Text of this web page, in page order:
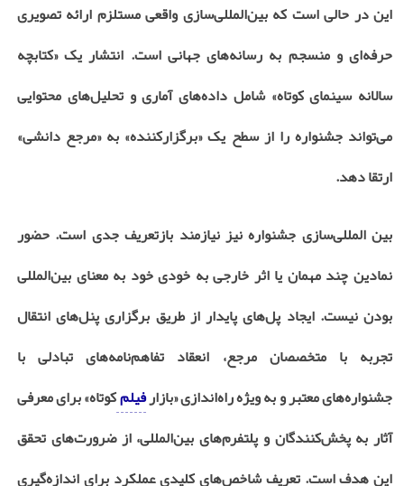
این در حالی است که بین‌المللی‌سازی واقعی مستلزم ارائه تصویری
حرفه‌ای و منسجم به رسانه‌های جهانی است. انتشار یک «کتابچه
سالانه سینمای کوتاه» شامل داده‌های آماری و تحلیل‌های محتوایی
می‌تواند جشنواره را از سطح یک «برگزارکننده» به «مرجع دانشی»
ارتقا دهد.
بین المللی‌سازی جشنواره نیز نیازمند بازتعریف جدی است. حضور
نمادین چند مهمان یا اثر خارجی به خودی خود به معنای بین‌المللی
بودن نیست. ایجاد پل‌های پایدار از طریق برگزاری پنل‌های انتقال
تجربه با متخصصان مرجع، انعقاد تفاهم‌نامه‌های تبادلی با
جشنواره‌های معتبر و به ویژه راه‌اندازی «بازارفیلمکوتاه» برای معرفی
آثار به پخش‌کنندگان و پلتفرم‌های بین‌المللی، از ضرورت‌های تحقق
این هدف است. تعریف شاخص‌های کلیدی عملکرد برای اندازه‌گیری